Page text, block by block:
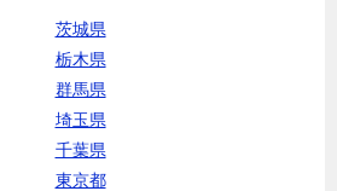
茨城県
栃木県
群馬県
埼玉県
千葉県
東京都